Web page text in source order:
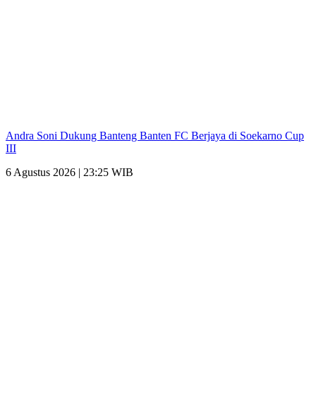
Andra Soni Dukung Banteng Banten FC Berjaya di Soekarno Cup
III
6 Agustus 2026 | 23:25 WIB